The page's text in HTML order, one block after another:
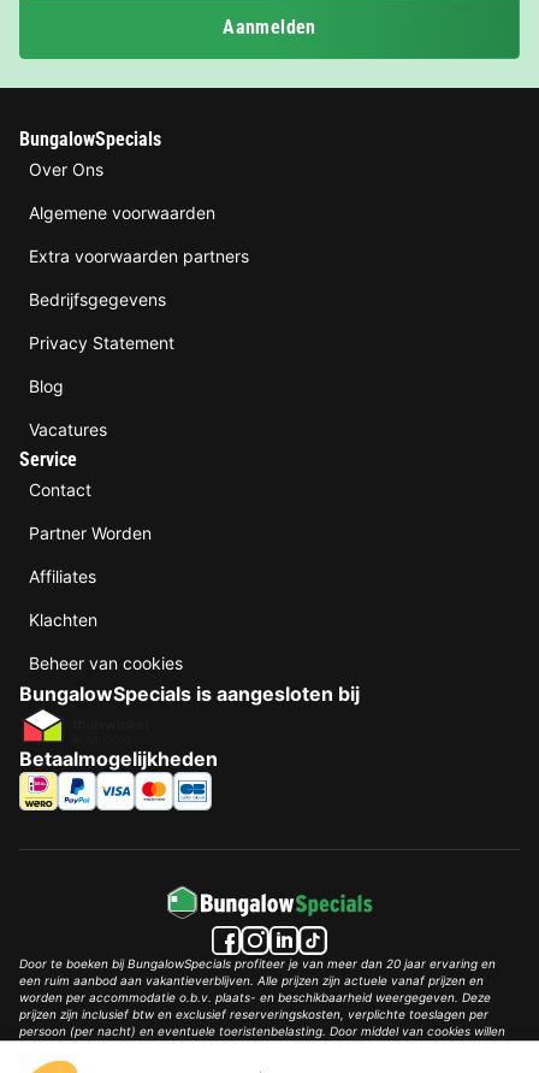
Aanmelden
BungalowSpecials
Over Ons
Algemene voorwaarden
Extra voorwaarden partners
Bedrijfsgegevens
Privacy Statement
Blog
Vacatures
Service
Contact
Partner Worden
Affiliates
Klachten
Beheer van cookies
BungalowSpecials is aangesloten bij
Betaalmogelijkheden
Door te boeken bij BungalowSpecials profiteer je van meer dan 20 jaar ervaring en
een ruim aanbod aan vakantieverblijven. Alle prijzen zijn actuele vanaf prijzen en
worden per accommodatie o.b.v. plaats- en beschikbaarheid weergegeven. Deze
prijzen zijn inclusief btw en exclusief reserveringskosten, verplichte toeslagen per
persoon (per nacht) en eventuele toeristenbelasting. Door middel van cookies willen